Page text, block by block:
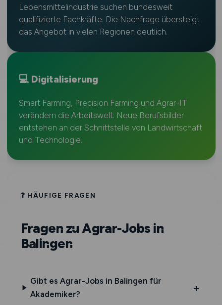
Lebensmittelindustrie suchen bundesweit
qualifizierte Fachkräfte. Die Nachfrage übersteigt
das Angebot in vielen Regionen deutlich.
💻 Digitalisierung
Smart Farming, Precision Farming und Agrar-IT
verändern die Arbeitswelt. Neue Berufsbilder
entstehen an der Schnittstelle von Landwirtschaft
und Technologie.
❓ HÄUFIGE FRAGEN
Fragen zu Agrar-Jobs in
Balingen
Gibt es Agrar-Jobs in Balingen für
Akademiker?